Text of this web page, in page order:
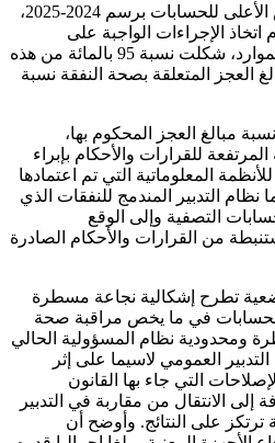
وذكر التقرير السنوي للمجلس الأعلى للحسابات برسم 2024-2025،
اتخاذ الإجراءات الواجبة على
المحاسب في مجال تحصيل الموارد، شكلت نسبة 95 بالمائة من هذه
العجز المتعلقة بصحة النفقة نسبة
مبالغ العجز المحكوم بها،
للقرارات والأحكام بإبراء
المعلوماتية التي تم اعتمادها
نظام التدبير المندمج للنفقات الذي
التصفية وإلى الوقع
من القرارات والأحكام الصادرة
تطرح إشكالية نجاعة مسطرة
الحسابات في ما يخص مراقبة صحة
ومحدودية نظام المسؤولية الحالي
العمومي لاسيما على إثر
التي جاء بها القانون
إلى الانتقال من مقاربة في التدبير
ترتكز على النتائج. وأوضح أن